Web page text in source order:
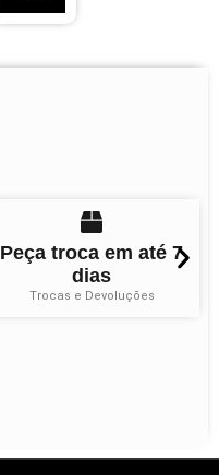
Peça troca em até 7
dias
Trocas e Devoluções